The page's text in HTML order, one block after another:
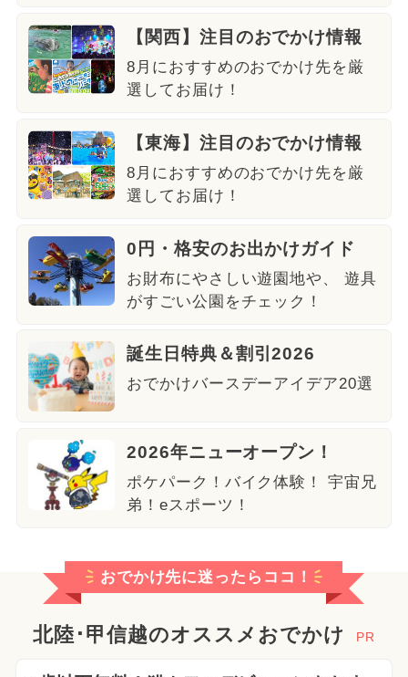
【関西】注目のおでかけ情報
8月におすすめのおでかけ先を厳
選してお届け！
【東海】注目のおでかけ情報
8月におすすめのおでかけ先を厳
選してお届け！
0円・格安のお出かけガイド
お財布にやさしい遊園地や、 遊具
がすごい公園をチェック！
誕生日特典＆割引2026
おでかけバースデーアイデア20選
2026年ニューオープン！
ポケパーク！バイク体験！ 宇宙兄
弟！eスポーツ！
おでかけ先に迷ったらココ！
北陸･甲信越のオススメおでかけ PR